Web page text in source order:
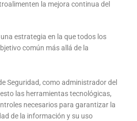
la mejora continua del
estrategia en la que todos los
común más allá de la
Seguridad, como administrador del
las herramientas tecnológicas,
necesarios para garantizar la
de la información y su uso